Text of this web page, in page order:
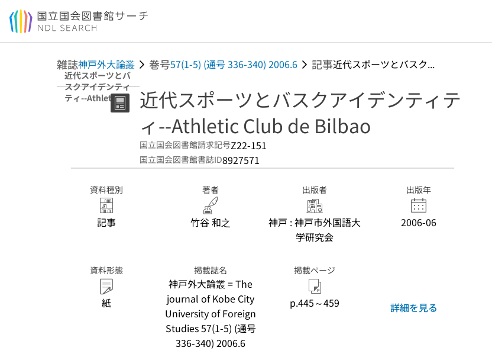
本文へ移動
雑誌神戸外大論叢 巻号57(1-5) (通号 336-340) 2006.6 記事近代スポーツとバスク...
近代スポーツとバ
スクアイデンティ
ティ--Athletic
Club de Bilbao
近代スポーツとバスクアイデンティテ
ィ--Athletic Club de Bilbao
国立国会図書館請求記号Z22-151
国立国会図書館書誌ID8927571
資料種別
記事
著者
竹谷 和之
出版者
神戸 : 神戸市外国語大
学研究会
出版年
2006-06
資料形態
紙
掲載誌名
神戸外大論叢 = The
journal of Kobe City
University of Foreign
Studies 57(1-5) (通号
336-340) 2006.6
掲載ページ
p.445～459 詳細を見る